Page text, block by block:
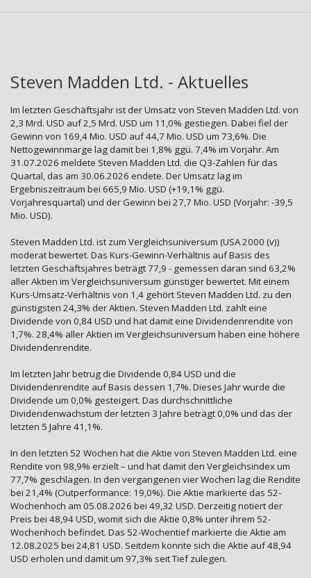
Steven Madden Ltd. - Aktuelles
Im letzten Geschäftsjahr ist der Umsatz von Steven Madden Ltd. von
2,3 Mrd. USD auf 2,5 Mrd. USD um 11,0% gestiegen. Dabei fiel der
Gewinn von 169,4 Mio. USD auf 44,7 Mio. USD um 73,6%. Die
Nettogewinnmarge lag damit bei 1,8% ggü. 7,4% im Vorjahr. Am
31.07.2026 meldete Steven Madden Ltd. die Q3-Zahlen für das
Quartal, das am 30.06.2026 endete. Der Umsatz lag im
Ergebniszeitraum bei 665,9 Mio. USD (+19,1% ggü.
Vorjahresquartal) und der Gewinn bei 27,7 Mio. USD (Vorjahr: -39,5
Mio. USD).
Steven Madden Ltd. ist zum Vergleichsuniversum (USA 2000 (v))
moderat bewertet. Das Kurs-Gewinn-Verhältnis auf Basis des
letzten Geschäftsjahres beträgt 77,9 - gemessen daran sind 63,2%
aller Aktien im Vergleichsuniversum günstiger bewertet. Mit einem
Kurs-Umsatz-Verhältnis von 1,4 gehört Steven Madden Ltd. zu den
günstigsten 24,3% der Aktien. Steven Madden Ltd. zahlt eine
Dividende von 0,84 USD und hat damit eine Dividendenrendite von
1,7%. 28,4% aller Aktien im Vergleichsuniversum haben eine höhere
Dividendenrendite.
Im letzten Jahr betrug die Dividende 0,84 USD und die
Dividendenrendite auf Basis dessen 1,7%. Dieses Jahr wurde die
Dividende um 0,0% gesteigert. Das durchschnittliche
Dividendenwachstum der letzten 3 Jahre beträgt 0,0% und das der
letzten 5 Jahre 41,1%.
In den letzten 52 Wochen hat die Aktie von Steven Madden Ltd. eine
Rendite von 98,9% erzielt – und hat damit den Vergleichsindex um
77,7% geschlagen. In den vergangenen vier Wochen lag die Rendite
bei 21,4% (Outperformance: 19,0%). Die Aktie markierte das 52-
Wochenhoch am 05.08.2026 bei 49,32 USD. Derzeitig notiert der
Preis bei 48,94 USD, womit sich die Aktie 0,8% unter ihrem 52-
Wochenhoch befindet. Das 52-Wochentief markierte die Aktie am
12.08.2025 bei 24,81 USD. Seitdem konnte sich die Aktie auf 48,94
USD erholen und damit um 97,3% seit Tief zulegen.